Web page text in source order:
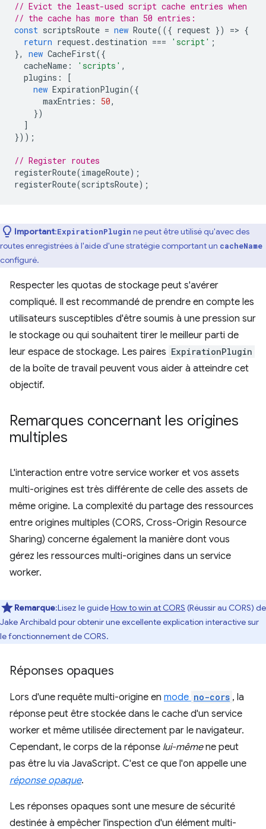
// Evict the least-used script cache entries when
// the cache has more than 50 entries:
const scriptsRoute = new Route(({ request }) => {
return request.destination === 'script' ;
},
new CacheFirst({
cacheName : 'scripts' ,
plugins :
[
new ExpirationPlugin({
maxEntries : 50,
})
]
}));
// Register routes
registerRoute(imageRoute);
registerRoute(scriptsRoute);
Important:ExpirationPlugin ne peut être utilisé qu'avec des
routes enregistrées à l'aide d'une stratégie comportant un cacheName
configuré.
Respecter les quotas de stockage peut s'avérer
compliqué. Il est recommandé de prendre en compte les
utilisateurs susceptibles d'être soumis à une pression sur
le stockage ou qui souhaitent tirer le meilleur parti de
leur espace de stockage. Les paires ExpirationPlugin
de la boîte de travail peuvent vous aider à atteindre cet
objectif.
Remarques concernant les origines
multiples
L'interaction entre votre service worker et vos assets
multi-origines est très différente de celle des assets de
même origine. La complexité du partage des ressources
entre origines multiples (CORS, Cross-Origin Resource
Sharing) concerne également la manière dont vous
gérez les ressources multi-origines dans un service
worker.
Remarque:Lisez le guideHow to win at CORS (Réussir au CORS) de
Jake Archibald pour obtenir une excellente explication interactive sur
le fonctionnement de CORS.
Réponses opaques
Lors d'une requête multi-origine en mode no-cors , la
réponse peut être stockée dans le cache d'un service
worker et même utilisée directement par le navigateur.
Cependant, le corps de la réponse lui-mêmene peut
pas être lu via JavaScript. C'est ce que l'on appelle une
réponse opaque.
Les réponses opaques sont une mesure de sécurité
destinée à empêcher l'inspection d'un élément multi-